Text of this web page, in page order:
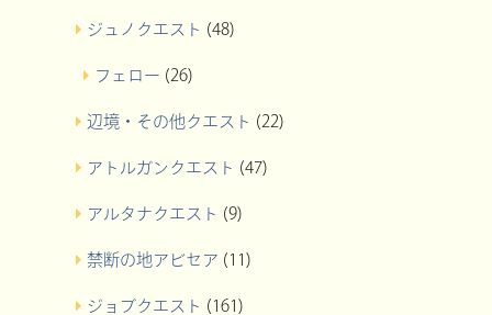
ジュノクエスト (48)
フェロー (26)
辺境・その他クエスト (22)
アトルガンクエスト (47)
アルタナクエスト (9)
禁断の地アビセア (11)
ジョブクエスト (161)